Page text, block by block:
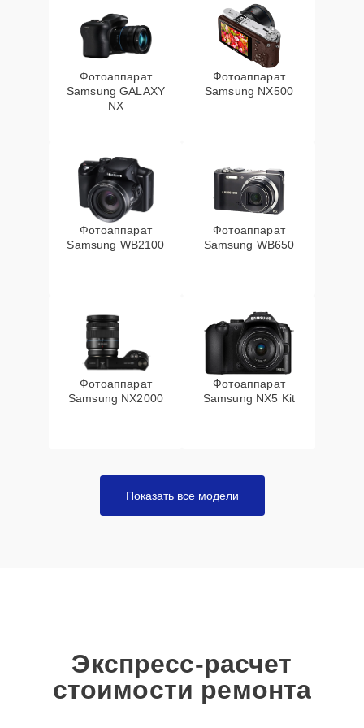
Фотоаппарат
Samsung GALAXY
NX
Фотоаппарат
Samsung NX500
Фотоаппарат
Samsung WB2100
Фотоаппарат
Samsung WB650
Фотоаппарат
Samsung NX2000
Фотоаппарат
Samsung NX5 Kit
Показать все модели
Экспресс-расчет
стоимости ремонта